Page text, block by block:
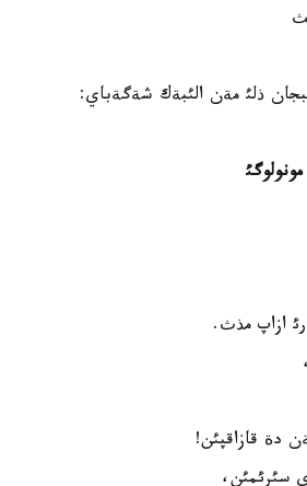
ازاپ مذث.
دة قازاقپئن!
سئرئمئن،